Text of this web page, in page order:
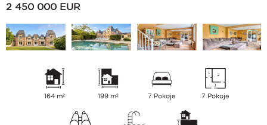
2 450 000 EUR
164 m² 199 m² 7 Pokoje 7 Pokoje